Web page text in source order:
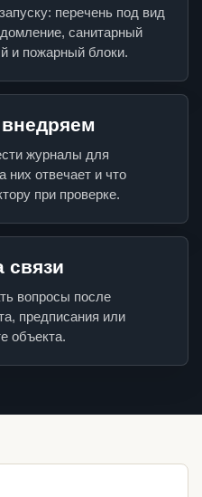
перечень под вид
санитарный
и пожарный блоки.
журналы для
них отвечает и что
при проверке.
связи
вопросы после
предписания или
объекта.